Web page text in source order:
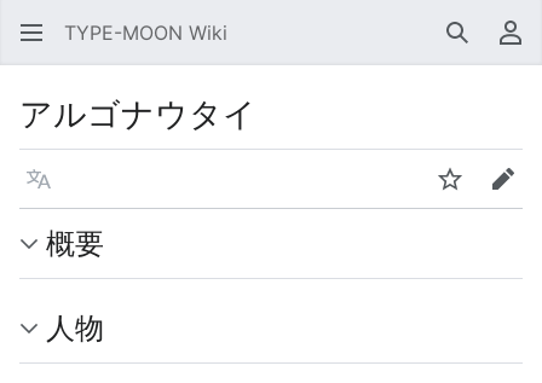
TYPE-MOON Wiki 検索 利
アルゴナウタイ
言語 ウォッチ編集
概要
人物